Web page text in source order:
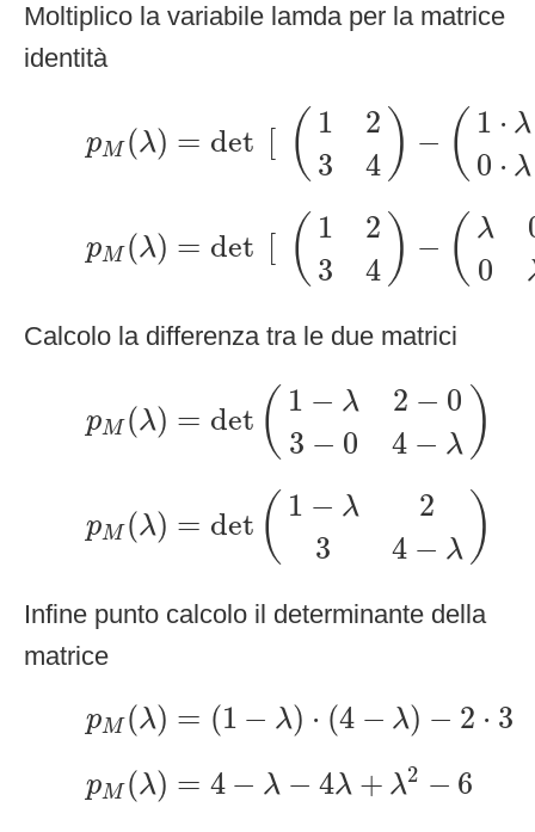
Moltiplico la variabile lamda per la matrice
identità
pM (λ) = det [ ( 1
2
3
4 ) − ( 1 ⋅ λ
0 ⋅ λ
( 1 4 )− λ0⋅ 0⋅
pM (λ) = det [ ( 1
2
3
4 ) − ( λ
0
[ ( 34) 00λ
Calcolo la differenza tra le due matrici
pM (λ) = det ( 1 − λ 2 − 0
3 − 0 4 − λ )
1−λ 0 0 λ)
pM (λ) = det ( 1 − λ
2
3
4 − λ )
det(1 2 λ)
Infine punto calcolo il determinante della
matrice
pM (λ) = (1 − λ) ⋅ (4 − λ) − 2 ⋅ 3
pM )= −λ (4− −2
pM (λ) = 4 − λ − 4λ + λ2 − 6
p M = −λ λ + − 6